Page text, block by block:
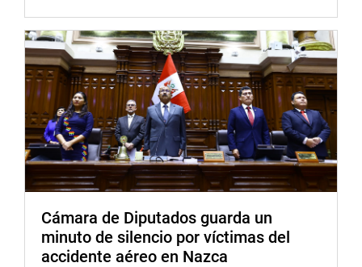
Cámara de Diputados guarda un
minuto de silencio por víctimas del
accidente aéreo en Nazca